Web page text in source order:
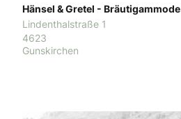
Hänsel & Gretel - Bräutigammode
Lindenthalstraße 1
4623
Gunskirchen